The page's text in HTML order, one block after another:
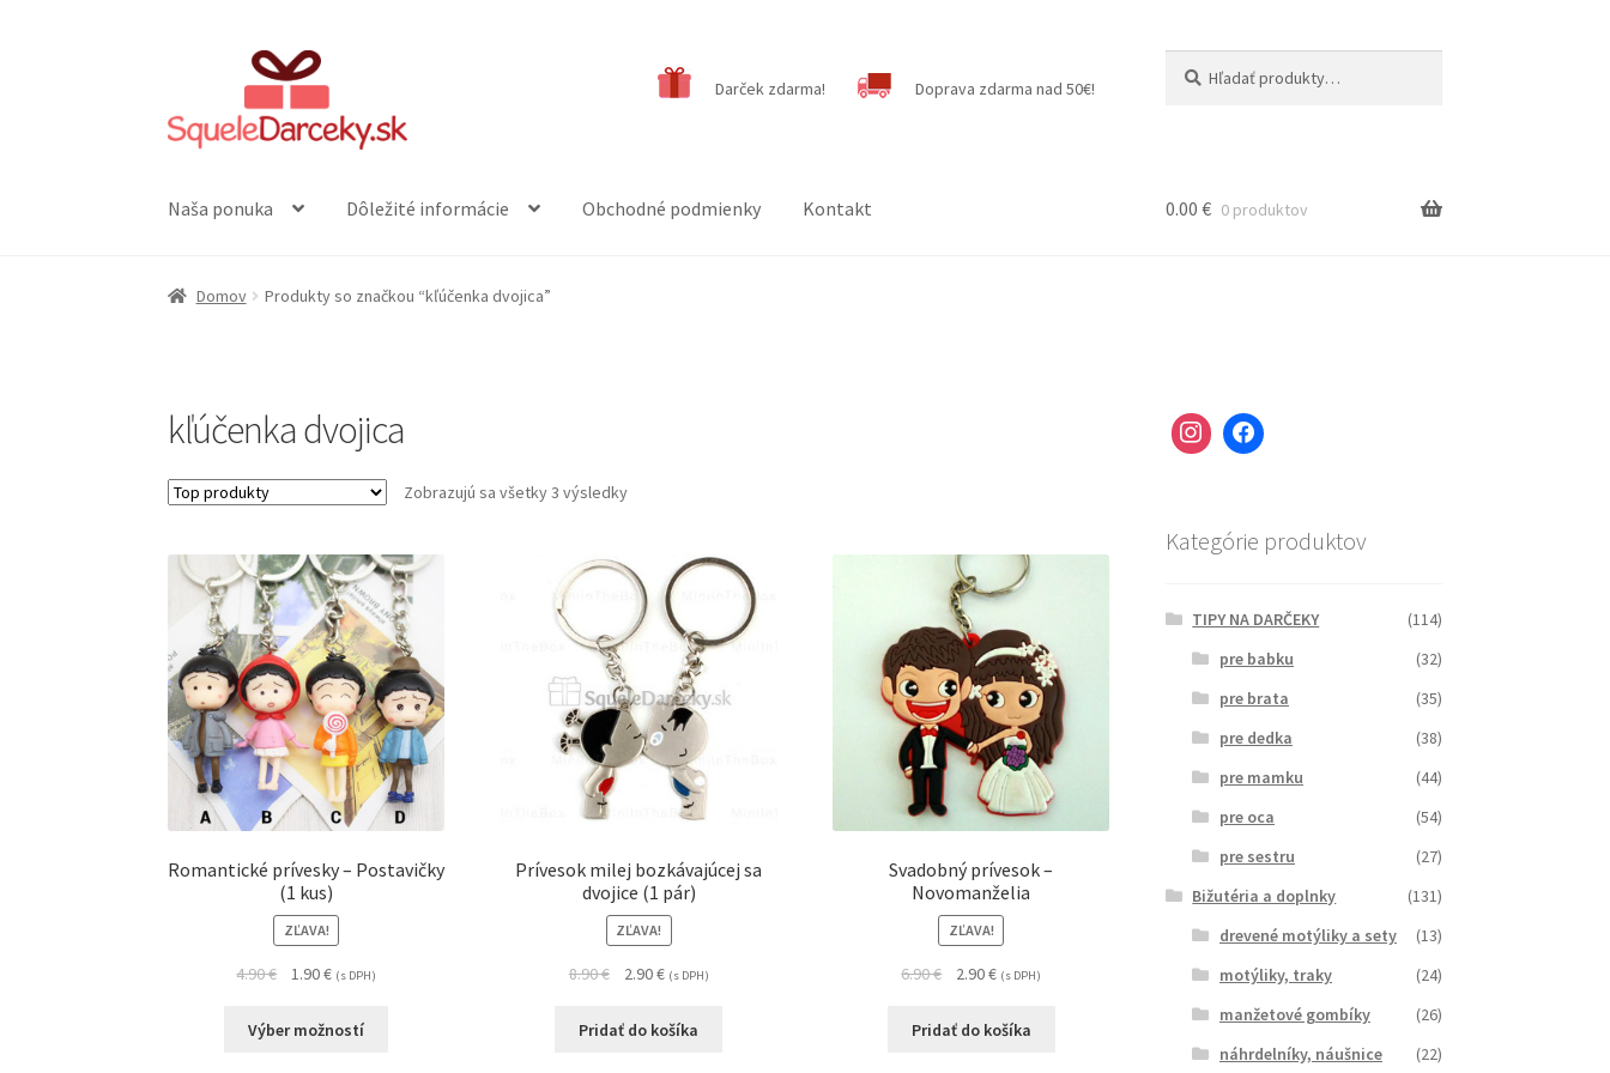
navigáciu
obsah
Darček zdarma! Doprava zdarma nad 50€!
Naša ponuka Dôležité informácie Obchodné podmienky Kontakt 0.00 € 0 produktov
Domov Produkty so značkou “kľúčenka dvojica”
kľúčenka dvojica
Zobrazujú sa všetky 3 výsledky
Romantické prívesky – Postavičky
(1 kus)
ZĽAVA!
4.90€ 1.90€ (s DPH)
Výber možností
Prívesok milej bozkávajúcej sa
dvojice (1 pár)
ZĽAVA!
8.90€ 2.90€ (s DPH)
Pridať do košíka
Svadobný prívesok –
Novomanželia
ZĽAVA!
6.90€ 2.90€ (s DPH)
Pridať do košíka
Kategórie produktov
TIPY NA DARČEKY
(114)
pre babku
(32)
pre brata
(35)
pre dedka
(38)
pre mamku
(44)
pre oca
(54)
pre sestru
(27)
Bižutéria a doplnky
(131)
drevené motýliky a sety
(13)
motýliky, traky
(24)
manžetové gombíky
(26)
náhrdelníky, náušnice
(22)